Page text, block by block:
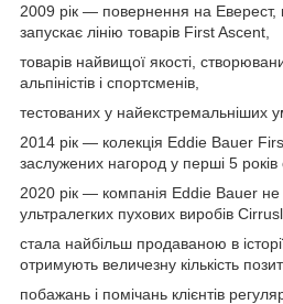
2009 рік — повернення на Еверест,
запускає лінію товарів First Ascent,
товарів найвищої якості,
альпіністів і спортсменів,
тестованих у найекстремальніших
2014 рік — колекція Eddie Bauer
заслужених нагород у перші 5 років
2020 рік — компанія Eddie Bauer не
ультралегких пухових виробів
стала найбільш продаваною в
отримують величезну кількість
побажань і помічань клієнтів